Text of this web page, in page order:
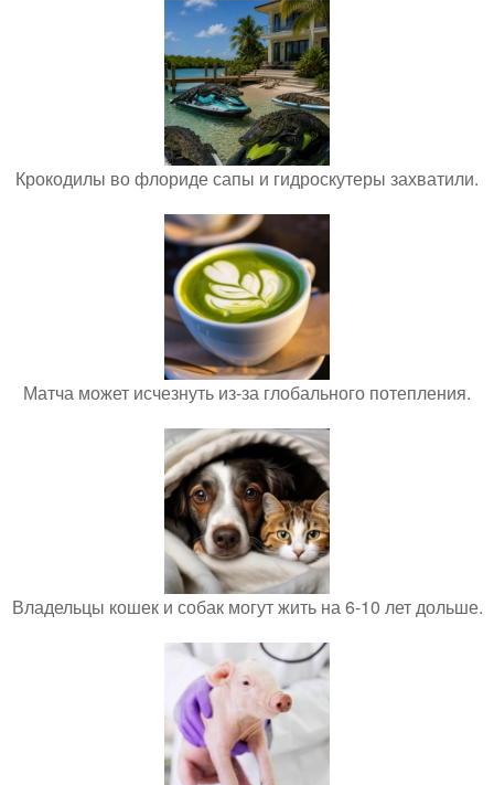
Крокодилы во флориде сапы и гидроскутеры захватили.
Матча может исчезнуть из-за глобального потепления.
Владельцы кошек и собак могут жить на 6-10 лет дольше.